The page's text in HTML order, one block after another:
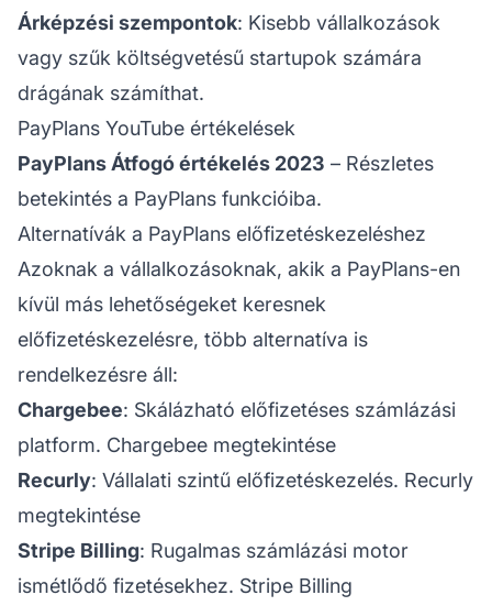
Árképzési szempontok: Kisebb vállalkozások
vagy szűk költségvetésű startupok számára
drágának számíthat.
PayPlans YouTube értékelések
PayPlans Átfogó értékelés 2023 – Részletes
betekintés a PayPlans funkcióiba.
Alternatívák a PayPlans előfizetéskezeléshez
Azoknak a vállalkozásoknak, akik a PayPlans-en
kívül más lehetőségeket keresnek
előfizetéskezelésre, több alternatíva is
rendelkezésre áll:
Chargebee: Skálázható előfizetéses számlázási
platform. Chargebee megtekintése
Recurly: Vállalati szintű előfizetéskezelés. Recurly
megtekintése
Stripe Billing: Rugalmas számlázási motor
ismétlődő fizetésekhez. Stripe Billing